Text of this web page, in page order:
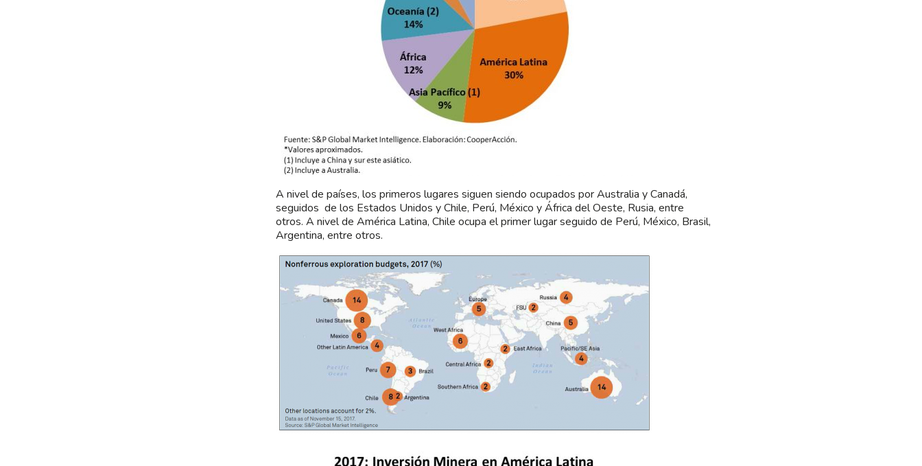
A nivel de países, los primeros lugares siguen siendo ocupados por Australia y Canadá,
seguidos de los Estados Unidos y Chile, Perú, México y África del Oeste, Rusia, entre
otros. A nivel de América Latina, Chile ocupa el primer lugar seguido de Perú, México, Brasil,
Argentina, entre otros.